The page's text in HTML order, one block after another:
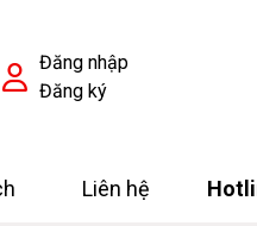
Đăng nhập
Đăng ký
Liên hệ